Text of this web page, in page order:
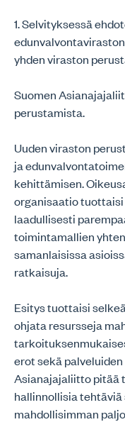
1. Selvityksessä
yhden viraston
Suomen
perustamista.
Uuden viraston
ja
kehittämisen.
organisaatio
laadullisesti
toimintamallien
samanlaisissa
ratkaisuja.
Esitys tuottaisi
ohjata resursseja
erot sekä
Asianajajaliitto pitää
hallinnollisia
mahdollisimman